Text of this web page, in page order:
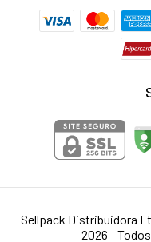
Sellpack Distribuidora
2026 -